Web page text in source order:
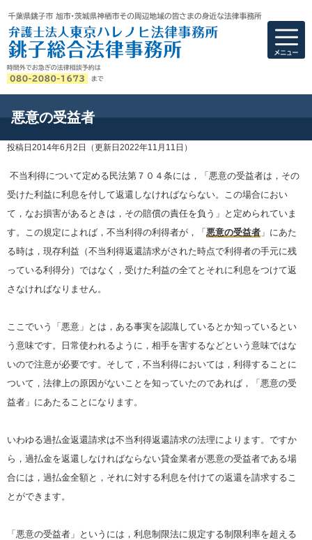
弁護士法人東京
悪意の受益者
投稿日2014年6月2日 （更新日2022年11月11日）
不当利得について定める民法第７０４条には，「悪意の受益者は，その
受けた利益に利息を付して返還しなければならない。この場合におい
て，なお損害があるときは，その賠償の責任を負う」と定められていま
す。この規定によれば，不当利得の利得者が，「 悪意の受益者 」にあた
る時は，現存利益（不当利得返還請求がされた時点で利得者の手元に残
っている利得分）ではなく，受けた利益の全てとそれに利息をつけて返
さなければなりません。
ここでいう「悪意」とは，ある事実を認識しているとか知っているとい
う意味です。日常使われるように，相手を害するなどという意味ではな
いので注意が必要です。そして，不当利得においては，利得することに
ついて，法律上の原因がないことを知っていたのであれば，「悪意の受
益者」にあたることになります。
いわゆる過払金返還請求は不当利得返還請求の法理によります。ですか
ら，過払金を返還しなければならない貸金業者が悪意の受益者である場
合には，過払金全額と，それに対する利息を付けての返還を請求するこ
とができます。
「悪意の受益者」というには，利息制限法に規定する制限利率を超える